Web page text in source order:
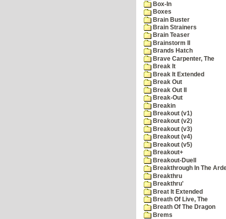
Box-In
Boxes
Brain Buster
Brain Strainers
Brain Teaser
Brainstorm II
Brands Hatch
Brave Carpenter, The
Break It
Break It Extended
Break Out
Break Out II
Break-Out
Breakin
Breakout (v1)
Breakout (v2)
Breakout (v3)
Breakout (v4)
Breakout (v5)
Breakout+
Breakout-Duell
Breakthrough In The
Breakthru
Breakthru'
Breat It Extended
Breath Of Live, The
Breath Of The Dragon
Brems